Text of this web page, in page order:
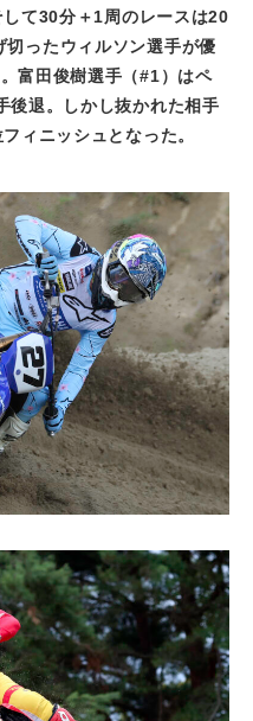
て30分＋1周のレースは20
ったウィルソン選手が優
富田俊樹選手（#1）はペ
後退。しかし抜かれた相手
フィニッシュとなった。